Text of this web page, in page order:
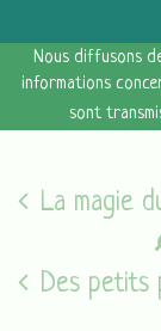
Nous diffusons
informations
sont
La magie du rangement
Des petits